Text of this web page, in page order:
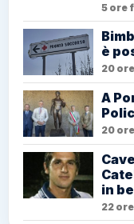
5 ore
è
20
A
20
in
22